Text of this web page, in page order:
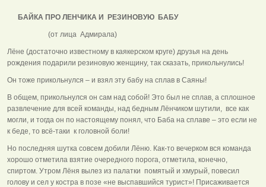
БАЙКА ПРО ЛЕНЧИКА И РЕЗИНОВУЮ БАБУ
(от лица Адмирала)
Лёне (достаточно известному в каякерском круге) друзья на день
рождения подарили резиновую женщину, так сказать, прикольнулись!
Он тоже прикольнулся – и взял эту бабу на сплав в Саяны!
В общем, прикольнулся он сам над собой! Это был не сплав, а сплошное
развлечение для всей команды, над бедным Лёнчиком шутили, все как
могли, и тогда он по настоящему понял, что Баба на сплаве – это если не
к беде, то всё-таки к головной боли!
Но последняя шутка совсем добили Лёню. Как-то вечерком вся команда
хорошо отметила взятие очередного порога, отметила, конечно,
спиртом. Утром Лёня вылез из палатки помятый и хмурый, повесил
голову и сел у костра в позе «не выспавшийся турист»! Присаживается